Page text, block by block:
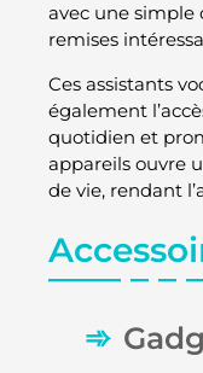
avec une simple
remises
Ces assistants
également
quotidien et
appareils ouvre
de vie, rendant